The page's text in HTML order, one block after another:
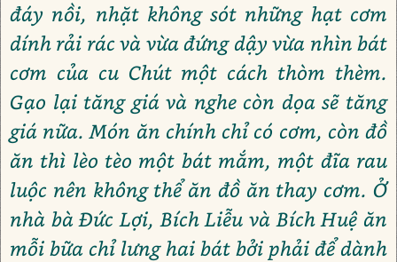
đáy nồi, nhặt không sót những hạt cơm
dính rải rác và vừa đứng dậy vừa nhìn bát
cơm của cu Chút một cách thòm thèm.
Gạo lại tăng giá và nghe còn dọa sẽ tăng
giá nữa. Món ăn chính chỉ có cơm, còn đồ
ăn thì lèo tèo một bát mắm, một đĩa rau
luộc nên không thể ăn đồ ăn thay cơm. Ở
nhà bà Đức Lợi, Bích Liễu và Bích Huệ ăn
mỗi bữa chỉ lưng hai bát bởi phải để dành